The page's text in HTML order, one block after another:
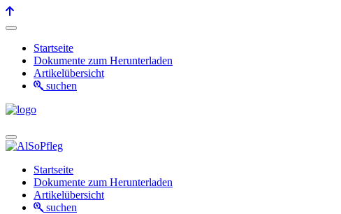
Startseite
Dokumente zum Herunterladen
Artikelübersicht
suchen
Startseite
Dokumente zum Herunterladen
Artikelübersicht
suchen